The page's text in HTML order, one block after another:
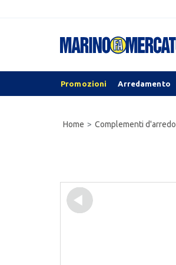
Promozioni Arredamento
Home Complementi d'arredo